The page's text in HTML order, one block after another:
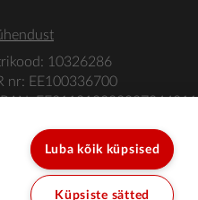
10326286
nr: EE100336700
EE311010220007244011
Luba kõik küpsised
Küpsiste sätted